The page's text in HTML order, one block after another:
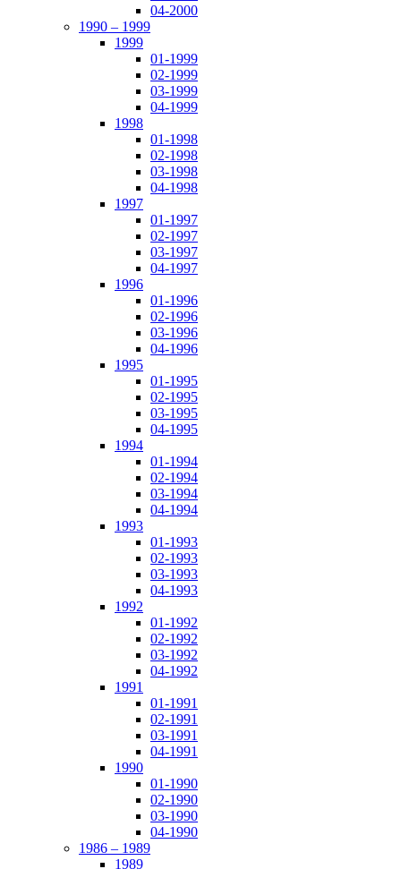
04-2000
1990 – 1999
1999
01-1999
02-1999
03-1999
04-1999
1998
01-1998
02-1998
03-1998
04-1998
1997
01-1997
02-1997
03-1997
04-1997
1996
01-1996
02-1996
03-1996
04-1996
1995
01-1995
02-1995
03-1995
04-1995
1994
01-1994
02-1994
03-1994
04-1994
1993
01-1993
02-1993
03-1993
04-1993
1992
01-1992
02-1992
03-1992
04-1992
1991
01-1991
02-1991
03-1991
04-1991
1990
01-1990
02-1990
03-1990
04-1990
1986 – 1989
1989